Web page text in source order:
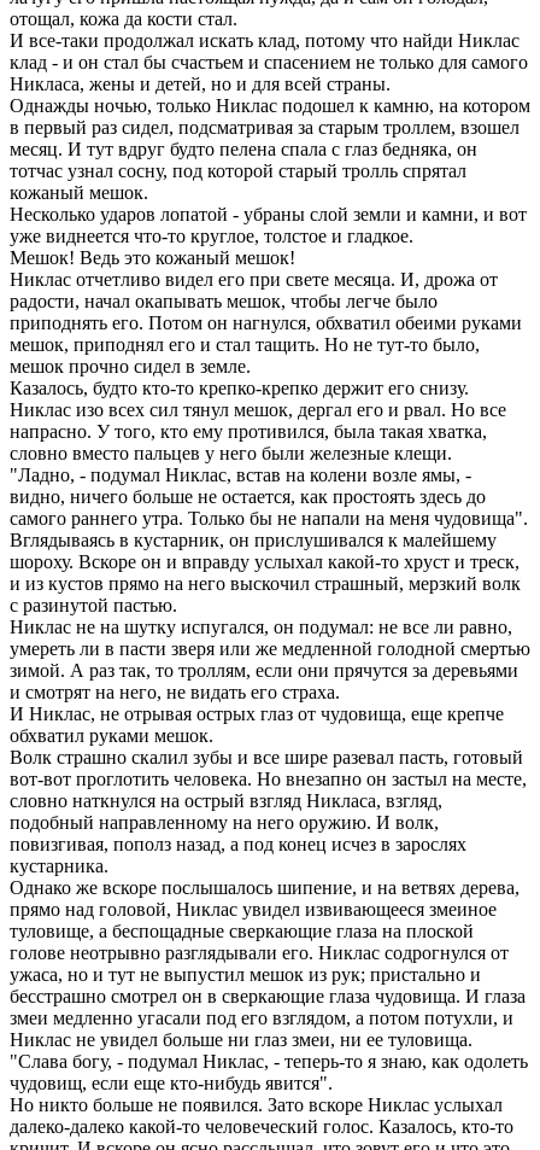
отощал, кожа да кости стал.
И все-таки продолжал искать клад, потому что найди Никлас
клад - и он стал бы счастьем и спасением не только для самого
Никласа, жены и детей, но и для всей страны.
Однажды ночью, только Никлас подошел к камню, на котором
в первый раз сидел, подсматривая за старым троллем, взошел
месяц. И тут вдруг будто пелена спала с глаз бедняка, он
тотчас узнал сосну, под которой старый тролль спрятал
кожаный мешок.
Несколько ударов лопатой - убраны слой земли и камни, и вот
уже виднеется что-то круглое, толстое и гладкое.
Мешок! Ведь это кожаный мешок!
Никлас отчетливо видел его при свете месяца. И, дрожа от
радости, начал окапывать мешок, чтобы легче было
приподнять его. Потом он нагнулся, обхватил обеими руками
мешок, приподнял его и стал тащить. Но не тут-то было,
мешок прочно сидел в земле.
Казалось, будто кто-то крепко-крепко держит его снизу.
Никлас изо всех сил тянул мешок, дергал его и рвал. Но все
напрасно. У того, кто ему противился, была такая хватка,
словно вместо пальцев у него были железные клещи.
"Ладно, - подумал Никлас, встав на колени возле ямы, -
видно, ничего больше не остается, как простоять здесь до
самого раннего утра. Только бы не напали на меня чудовища".
Вглядываясь в кустарник, он прислушивался к малейшему
шороху. Вскоре он и вправду услыхал какой-то хруст и треск,
и из кустов прямо на него выскочил страшный, мерзкий волк
с разинутой пастью.
Никлас не на шутку испугался, он подумал: не все ли равно,
умереть ли в пасти зверя или же медленной голодной смертью
зимой. А раз так, то троллям, если они прячутся за деревьями
и смотрят на него, не видать его страха.
И Никлас, не отрывая острых глаз от чудовища, еще крепче
обхватил руками мешок.
Волк страшно скалил зубы и все шире разевал пасть, готовый
вот-вот проглотить человека. Но внезапно он застыл на месте,
словно наткнулся на острый взгляд Никласа, взгляд,
подобный направленному на него оружию. И волк,
повизгивая, пополз назад, а под конец исчез в зарослях
кустарника.
Однако же вскоре послышалось шипение, и на ветвях дерева,
прямо над головой, Никлас увидел извивающееся змеиное
туловище, а беспощадные сверкающие глаза на плоской
голове неотрывно разглядывали его. Никлас содрогнулся от
ужаса, но и тут не выпустил мешок из рук; пристально и
бесстрашно смотрел он в сверкающие глаза чудовища. И глаза
змеи медленно угасали под его взглядом, а потом потухли, и
Никлас не увидел больше ни глаз змеи, ни ее туловища.
"Слава богу, - подумал Никлас, - теперь-то я знаю, как одолеть
чудовищ, если еще кто-нибудь явится".
Но никто больше не появился. Зато вскоре Никлас услыхал
далеко-далеко какой-то человеческий голос. Казалось, кто-то